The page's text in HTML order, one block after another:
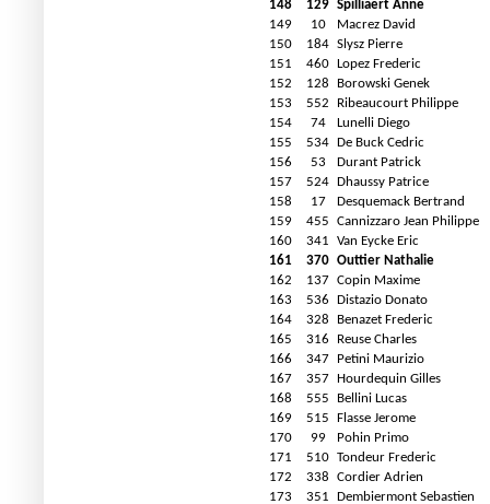
148
129 Spilliaert Anne
149
10
Macrez David
150
184 Slysz Pierre
151
460
Lopez Frederic
152
128
Borowski Genek
153
552
Ribeaucourt Philippe
154
74
Lunelli Diego
155
534
De Buck Cedric
156
53
Durant Patrick
157
524
Dhaussy Patrice
158
17
Desquemack Bertrand
159
455
Cannizzaro Jean Philippe
160
341
Van Eycke Eric
161
370 Outtier Nathalie
162
137 Copin Maxime
163
536
Distazio Donato
164
328
Benazet Frederic
165
316
Reuse Charles
166
347
Petini Maurizio
167
357
Hourdequin Gilles
168
555
Bellini Lucas
169
515
Flasse Jerome
170
99
Pohin Primo
171
510 Tondeur Frederic
172
338
Cordier Adrien
173
351 Dembiermont Sebastien